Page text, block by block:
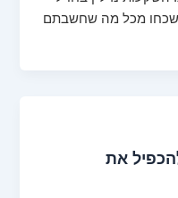
מכל מה שחשבתם
את